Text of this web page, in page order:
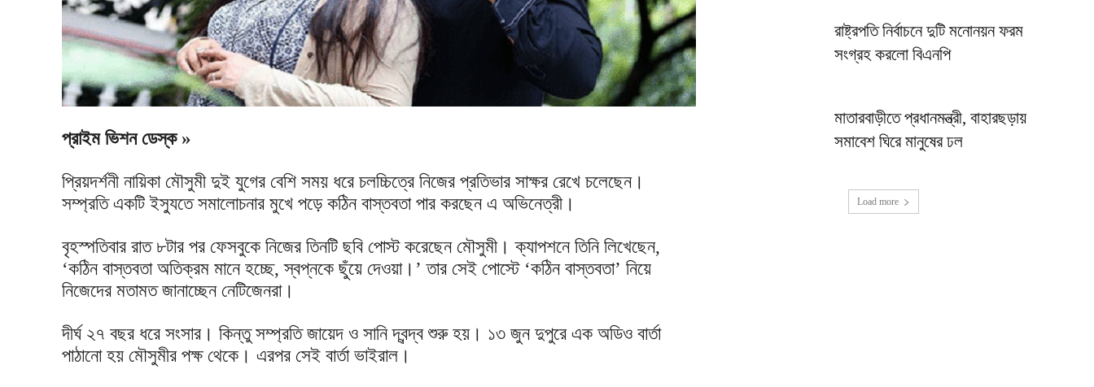
প্রাইম ভিশন ডেস্ক »
প্রিয়দর্শনী নায়িকা মৌসুমী দুই যুগের বেশি সময় ধরে চলচ্চিত্রে নিজের প্রতিভার সাক্ষর রেখে চলেছেন।
সম্প্রতি একটি ইস্যুতে সমালোচনার মুখে পড়ে কঠিন বাস্তবতা পার করছেন এ অভিনেত্রী।
বৃহস্পতিবার রাত ৮টার পর ফেসবুকে নিজের তিনটি ছবি পোস্ট করেছেন মৌসুমী। ক্যাপশনে তিনি লিখেছেন,
‘কঠিন বাস্তবতা অতিক্রম মানে হচ্ছে, স্বপ্নকে ছুঁয়ে দেওয়া।’ তার সেই পোস্টে ‘কঠিন বাস্তবতা’ নিয়ে
নিজেদের মতামত জানাচ্ছেন নেটিজেনরা।
দীর্ঘ ২৭ বছর ধরে সংসার। কিন্তু সম্প্রতি জায়েদ ও সানি দ্বন্দ্ব শুরু হয়। ১৩ জুন দুপুরে এক অডিও বার্তা
পাঠানো হয় মৌসুমীর পক্ষ থেকে। এরপর সেই বার্তা ভাইরাল।
রাষ্ট্রপতি নির্বাচনে দুটি মনোনয়ন ফরম
সংগ্রহ করলো বিএনপি
মাতারবাড়ীতে প্রধানমন্ত্রী, বাহারছড়ায়
সমাবেশ ঘিরে মানুষের ঢল
Load more